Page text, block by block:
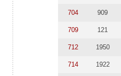
704 909
709 121
712 1950
714 1922